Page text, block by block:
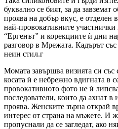
буквално се бият, за да завземат
проява на добър вкус, е отделен
най-провокативните участнички
“Ергенът” и корекциите ѝ дни
разговор в Мрежата. Кадърът
неин стил.г
Момата завършва визията си
косата ѝ е небрежно вдигната в
провокативното фото не ѝ
последователи, които да ахнат в
проява. Женските зърна открай
интерес от страна на мъжете. И
пропуснали да се загледат, ако